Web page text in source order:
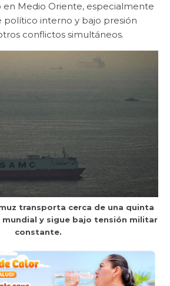
Medio Oriente, especialmente
político interno y bajo presión
conflictos simultáneos.
transporta cerca de una quinta
y sigue bajo tensión militar
constante.